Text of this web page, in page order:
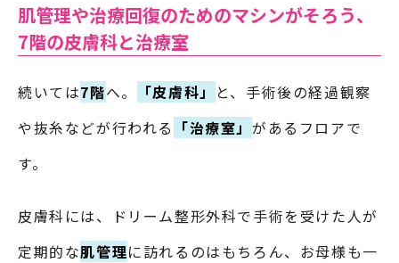
肌管理や治療回復のためのマシンがそろう、
7階の皮膚科と治療室
続いては7階へ。 「皮膚科」
と、手術後の経過観察
や抜糸などが行われる 「治療室」 があるフロアで
す。
皮膚科には、ドリーム整形外科で手術を受けた人が
定期的な肌管理に訪れるのはもちろん、お母様も一